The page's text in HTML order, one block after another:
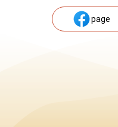
page